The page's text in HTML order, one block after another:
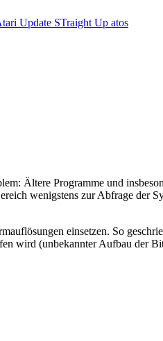
Update STraight Up atos
Ältere Programme und
wenigstens zur Abfrage der
einsetzen. So
(unbekannter Aufbau der